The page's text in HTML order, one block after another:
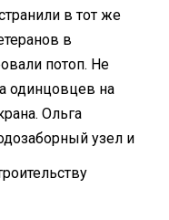
в тот же
в
потоп. Не
одинцовцев на
Ольга
узел и